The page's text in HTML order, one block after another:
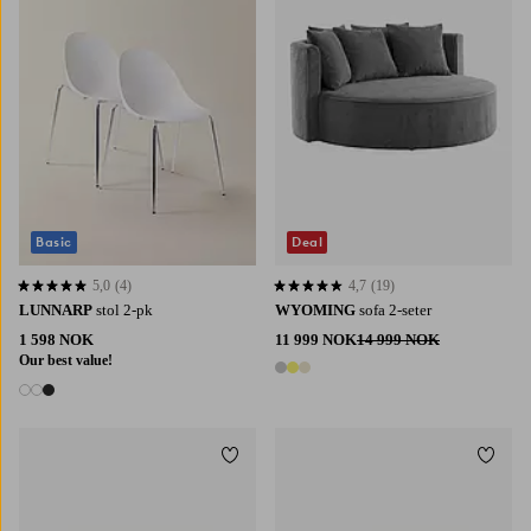
LUNNARP stol 2-pk
1 598 NOK
Our best value!
3 farger
5,0 basert på 4 karaktergivninger
5,0 (4)
Basic
WYOMING sofa 2-seter
11 999 NOK14 999 NOK
3 farger
4,7 basert på 19 karaktergivninger
4,7 (19)
Deal
Legg til favoritter Legg